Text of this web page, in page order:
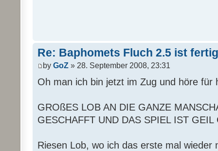
Re: Baphomets Fluch 2.5 ist fertig
by GoZ » 28. September 2008, 23:31
Oh man ich bin jetzt im Zug und höre für
GROßES LOB AN DIE GANZE
GESCHAFFT UND DAS SPIEL IST
Riesen Lob, wo ich das erste mal wieder